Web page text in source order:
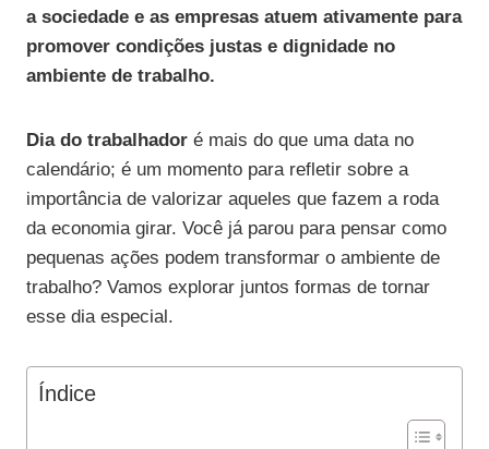
a sociedade e as empresas atuem ativamente para
promover condições justas e dignidade no
ambiente de trabalho.
Dia do trabalhador é mais do que uma data no
calendário; é um momento para refletir sobre a
importância de valorizar aqueles que fazem a roda
da economia girar. Você já parou para pensar como
pequenas ações podem transformar o ambiente de
trabalho? Vamos explorar juntos formas de tornar
esse dia especial.
Índice